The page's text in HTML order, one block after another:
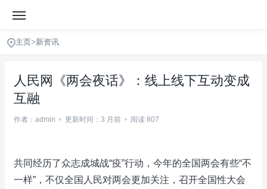
主页>新资讯
人民网《两会夜话》：线上线下互动变成
互融
作者：admin • 更新时间：3 月前 • 阅读 807
共同经历了众志成城战“疫”行动，今年的全国两会有些“不
一样”，不仅全国人民对两会更加关注，召开全国性大会